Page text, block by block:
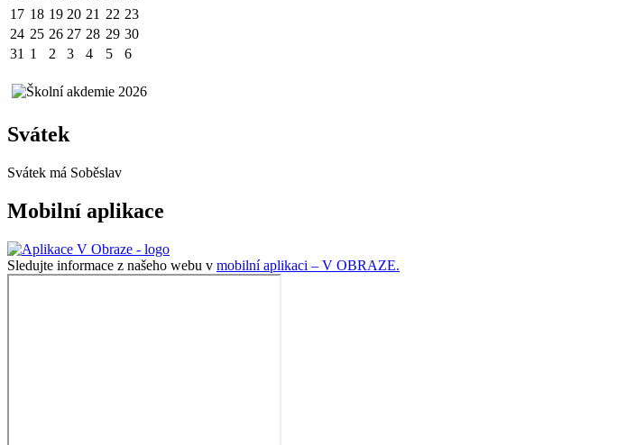
17 18 19 20 21 22 23
24 25 26 27 28 29 30
31 1 2 3 4 5 6
Svátek
Svátek má Soběslav
Mobilní aplikace
Sledujte informace z našeho webu v mobilní aplikaci – V OBRAZE.